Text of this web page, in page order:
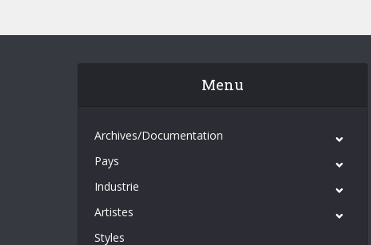
Menu
Archives/Documentation
Pays
Industrie
Artistes
Styles